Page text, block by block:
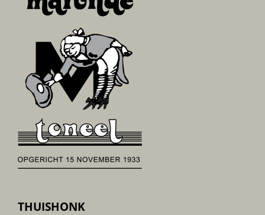
THUISHONK